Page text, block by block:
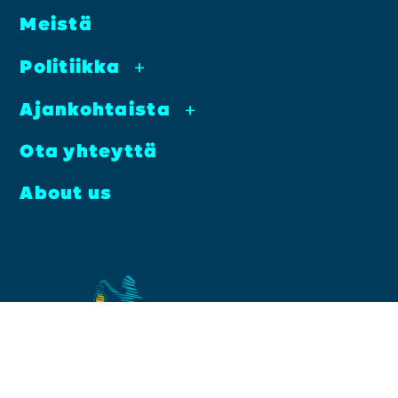
Meis­tä
Poli­tiik­ka
+
Ajan­koh­tais­ta +
Ota yhteyt­tä
About us